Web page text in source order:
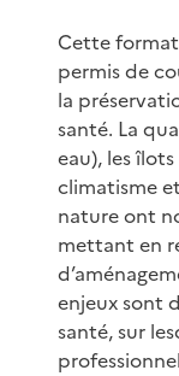
Cette
permis de
la
santé. La
eau), les
climatisme
nature ont
mettant en
enjeux sont
santé, sur